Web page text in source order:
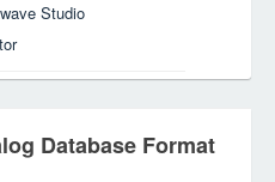
Studio
Database Format